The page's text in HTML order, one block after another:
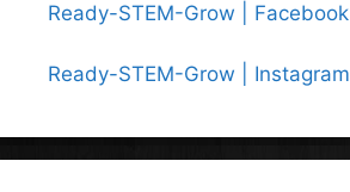
Ready-STEM-Grow | Facebook
Ready-STEM-Grow | Instagram